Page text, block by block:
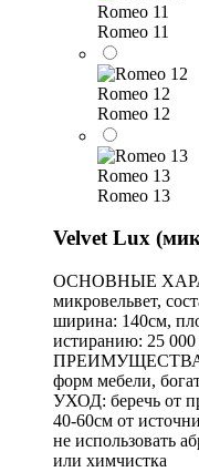
Romeo 11
Romeo 11
Romeo 12
Romeo 12
Romeo 13
Romeo 13
Velvet Lux
ОСНОВНЫЕ
микровельвет,
ширина: 140см,
истиранию: 25 000
ПРЕИМУЩЕСТВА:
форм мебели,
УХОД: беречь от
40-60см от
не использовать
или химчистка